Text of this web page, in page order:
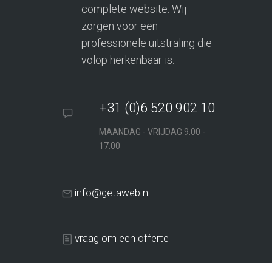
complete website. Wij
zorgen voor een
professionele uitstraling die
volop herkenbaar is.
+31 (0)6 520 902 10
MAANDAG - VRIJDAG 9.00 -
17.00
info@getaweb.nl
vraag om een offerte